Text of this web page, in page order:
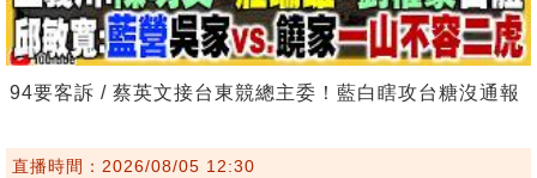
94要客訴 / 蔡英文接台東競總主委！藍白瞎攻台糖沒通報
直播時間：2026/08/05 12:30